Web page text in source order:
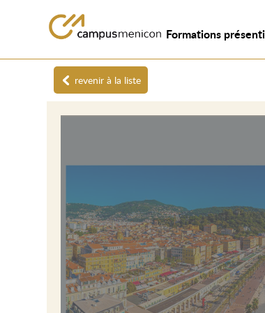
Formations
revenir à la liste